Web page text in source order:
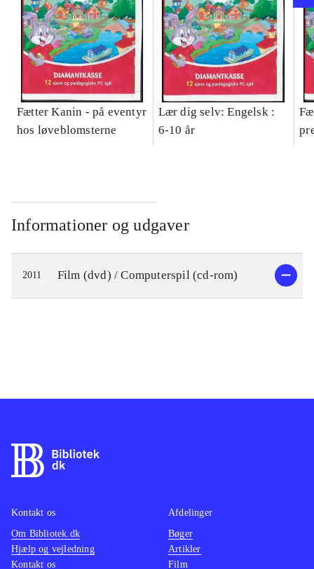
Fætter Kanin - på eventyr
hos løveblomsterne
Lær dig selv: Engelsk :
6-10 år
Informationer og udgaver
2011 Film (dvd) / Computerspil (cd-rom)
Kontakt os
Om Bibliotek.dk
Hjælp og vejledning
Kontakt os
Afdelinger
Bøger
Artikler
Film